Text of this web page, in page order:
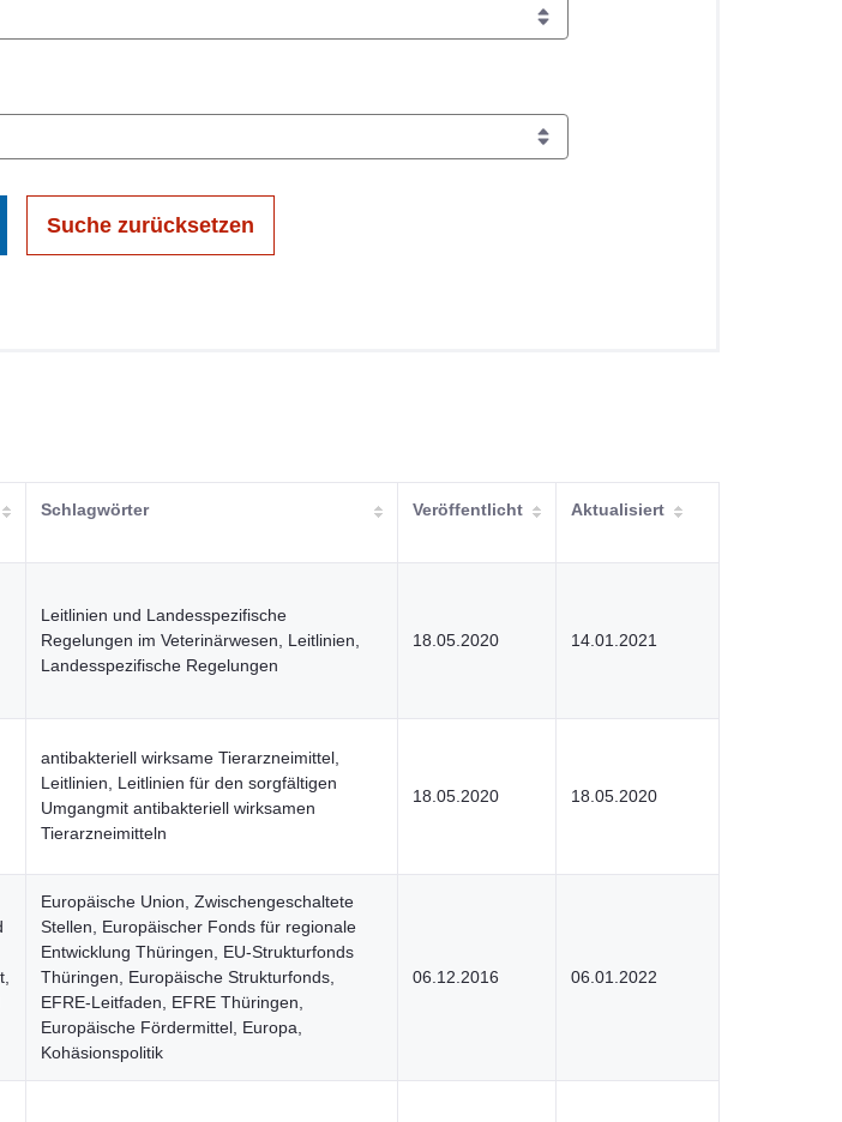
Suche zurücksetzen
Schlagwörter Veröffentlicht Aktualisiert
Leitlinien und Landesspezifische
Regelungen im Veterinärwesen, Leitlinien,
Landesspezifische Regelungen
18.05.2020 14.01.2021
antibakteriell wirksame Tierarzneimittel,
Leitlinien, Leitlinien für den sorgfältigen
Umgangmit antibakteriell wirksamen
Tierarzneimitteln
18.05.2020 18.05.2020
Europäische Union, Zwischengeschaltete
Stellen, Europäischer Fonds für regionale
Entwicklung Thüringen, EU-Strukturfonds
Thüringen, Europäische Strukturfonds,
EFRE-Leitfaden, EFRE Thüringen,
Europäische Fördermittel, Europa,
Kohäsionspolitik
06.12.2016 06.01.2022